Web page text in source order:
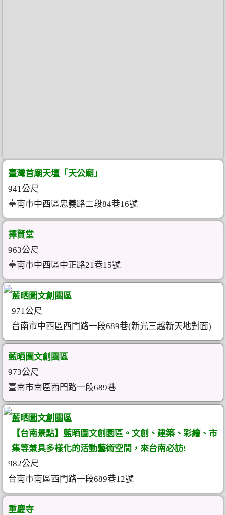
臺灣首廟天壇「天公廟」
941公尺
臺南市中西區忠義路二段84巷16號
擇賢堂
963公尺
臺南市中西區中正路21巷15號
藍晒圖文創園區
971公尺
台南市中西區西門路一段689巷(新光三越新天地對面)
藍晒圖文創園區
973公尺
臺南市南區西門路一段689巷
藍晒圖文創園區
【台南景點】藍晒圖文創園區。文創、建築、彩繪、市
集等兼具多樣化的活動藝術空間，來台南必訪!
982公尺
台南市南區西門路一段689巷12號
重慶寺